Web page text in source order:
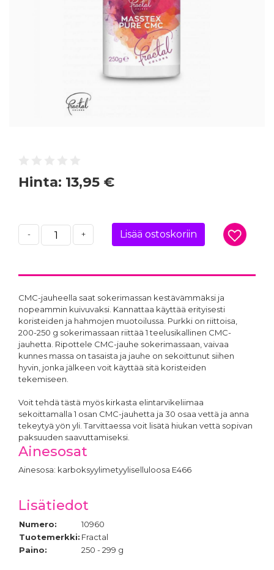
Hinta: 13,95 €
- + Lisää ostoskoriin
CMC-jauheella saat sokerimassan kestävämmäksi ja
nopeammin kuivuvaksi. Kannattaa käyttää erityisesti
koristeiden ja hahmojen muotoilussa. Purkki on riittoisa,
200-250 g sokerimassaan riittää 1 teelusikallinen CMC-
jauhetta. Ripottele CMC-jauhe sokerimassaan, vaivaa
kunnes massa on tasaista ja jauhe on sekoittunut siihen
hyvin, jonka jälkeen voit käyttää sitä koristeiden
tekemiseen.
Voit tehdä tästä myös kirkasta elintarvikeliimaa
sekoittamalla 1 osan CMC-jauhetta ja 30 osaa vettä ja anna
tekeytyä yön yli. Tarvittaessa voit lisätä hiukan vettä sopivan
paksuuden saavuttamiseksi.
Ainesosat
Ainesosa: karboksyylimetyyliselluloosa E466
Lisätiedot
Numero:
10960
Tuotemerkki: Fractal
Paino:
250 - 299 g